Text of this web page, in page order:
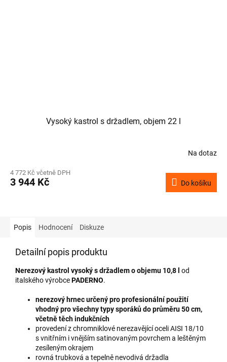
Vysoký kastrol s držadlem, objem 22 l
Na dotaz
4 772 Kč včetně DPH
3 944 Kč Do košíku
Popis Hodnocení Diskuze
Detailní popis produktu
Nerezový kastrol vysoký s držadlem o ob­jemu 10,8 l
od
italského výrobcePADERNO.
nerezový hrnec určený pro profesionální použití
vhodný pro všechny typy sporáků do průměru 50 cm,
včetně těch indukčních
provedení z chromniklové nerezavějící oceli AISI 18/10
s vnitřním i vnějším satinovaným povrchem a leštěným
zesíleným okrajem
rovná trubková a tepelně nevodivá držadla